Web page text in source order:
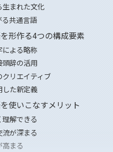
生まれた文化
共通言語
形作る4つの構成要素
による略称
頭辞の活用
リエイティブ
した新定義
使いこなすメリット
解できる
が深まる
まる